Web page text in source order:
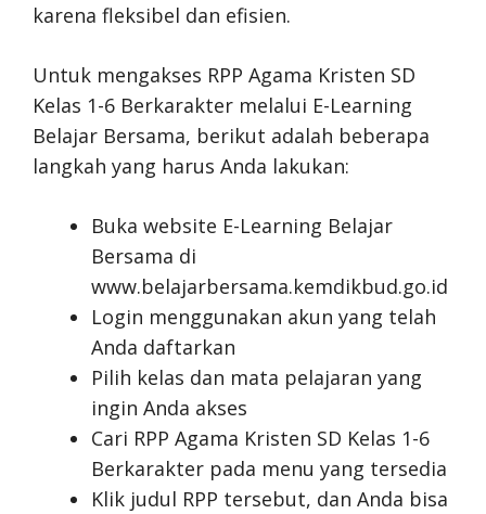
karena fleksibel dan efisien.
Untuk mengakses RPP Agama Kristen SD
Kelas 1-6 Berkarakter melalui E-Learning
Belajar Bersama, berikut adalah beberapa
langkah yang harus Anda lakukan:
Buka website E-Learning Belajar
Bersama di
www.belajarbersama.kemdikbud.go.id
Login menggunakan akun yang telah
Anda daftarkan
Pilih kelas dan mata pelajaran yang
ingin Anda akses
Cari RPP Agama Kristen SD Kelas 1-6
Berkarakter pada menu yang tersedia
Klik judul RPP tersebut, dan Anda bisa